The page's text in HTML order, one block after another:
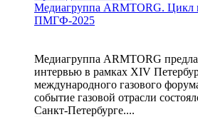
Медиагруппа ARMTORG. Цикл
ПМГФ-2025
Медиагруппа ARMTORG
интервью в рамках XIV
международного газового
событие газовой отрасли
Санкт-Петербурге....